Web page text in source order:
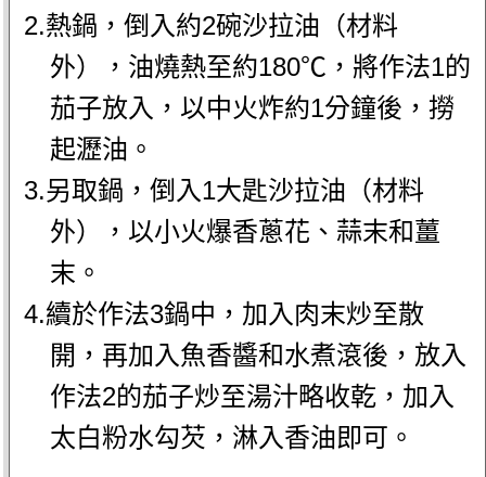
2.熱鍋，倒入約2碗沙拉油（材料
外），油燒熱至約180℃，將作法1的
茄子放入，以中火炸約1分鐘後，撈
起瀝油。
3.另取鍋，倒入1大匙沙拉油（材料
外），以小火爆香蔥花、蒜末和薑
末。
4.續於作法3鍋中，加入肉末炒至散
開，再加入魚香醬和水煮滾後，放入
作法2的茄子炒至湯汁略收乾，加入
太白粉水勾芡，淋入香油即可。